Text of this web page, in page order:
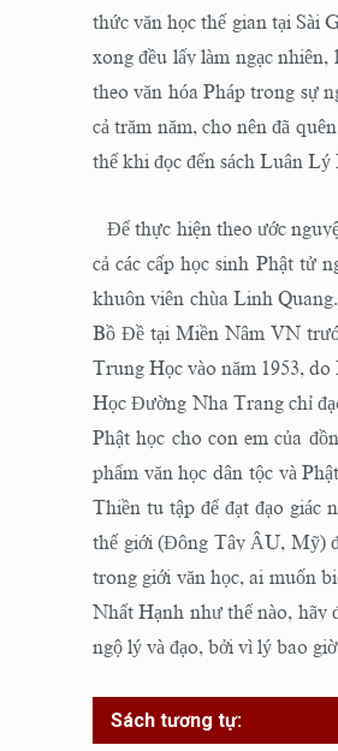
thức văn học thế gian tại Sài
xong đều lấy làm ngạc
theo văn hóa Pháp trong sự
cả trăm năm, cho nên đã
thế khi đọc đến sách Luân
Để thực hiện theo ước
cả các cấp học sinh Phật tử
khuôn viên chùa Linh
Bồ Đề tại Miền Nâm VN
Trung Học vào năm 1953,
Học Đường Nha Trang chỉ
Phật học cho con em của
phẩm văn học dân tộc và
Thiền tu tập để đạt đạo giác
thế giới (Đông Tây ÂU, Mỹ)
trong giới văn học, ai muốn
Nhất Hạnh như thế nào, hãy
ngộ lý và đạo, bởi vì lý bao
Sách tương tự: